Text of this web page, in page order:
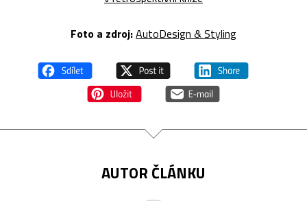
Foto a zdroj:AutoDesign & Styling
AUTOR ČLÁNKU